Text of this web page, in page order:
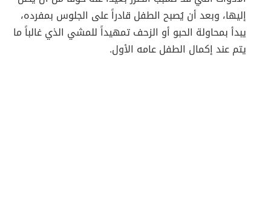
إليها، وبعد أن يُصبح الطفل قادراً على الجلوس بمفرده،
يبدأ بمحاولة الحبو أو الزحف تمهيداً للمشي الذي غالباً ما
يتم عند إكمال الطفل عامه الأول.